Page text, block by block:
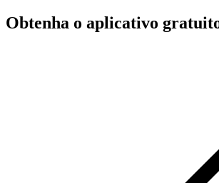
Obtenha o aplicativo